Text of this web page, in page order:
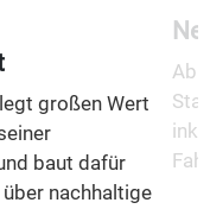
großen Wert
baut dafür
nachhaltige
Ab